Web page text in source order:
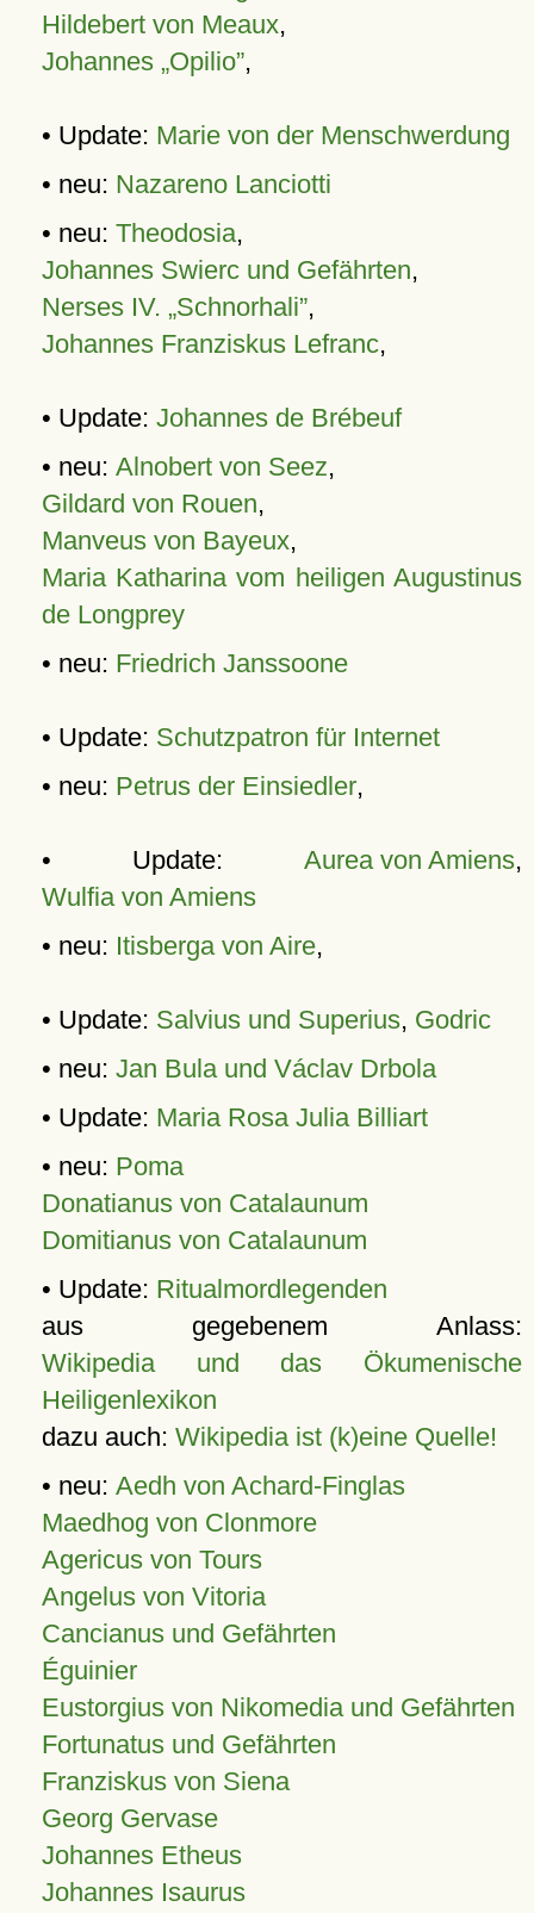
Hildebert von Meaux,
Johannes „Opilio”,
• Update: Marie von der Menschwerdung
• neu: Nazareno Lanciotti
• neu: Theodosia,
Johannes Swierc und Gefährten,
Nerses IV. „Schnorhali”,
Johannes Franziskus Lefranc,
• Update: Johannes de Brébeuf
• neu: Alnobert von Seez,
Gildard von Rouen,
Manveus von Bayeux,
Maria Katharina vom heiligen Augustinus
de Longprey
• neu: Friedrich Janssoone
• Update: Schutzpatron für Internet
• neu: Petrus der Einsiedler,
• Update: Aurea von Amiens,
Wulfia von Amiens
• neu: Itisberga von Aire,
• Update: Salvius und Superius, Godric
• neu: Jan Bula und Václav Drbola
• Update: Maria Rosa Julia Billiart
• neu: Poma
Donatianus von Catalaunum
Domitianus von Catalaunum
• Update: Ritualmordlegenden
aus gegebenem Anlass:
Wikipedia und das Ökumenische
Heiligenlexikon
dazu auch: Wikipedia ist (k)eine Quelle!
• neu: Aedh von Achard-Finglas
Maedhog von Clonmore
Agericus von Tours
Angelus von Vitoria
Cancianus und Gefährten
Éguinier
Eustorgius von Nikomedia und Gefährten
Fortunatus und Gefährten
Franziskus von Siena
Georg Gervase
Johannes Etheus
Johannes Isaurus